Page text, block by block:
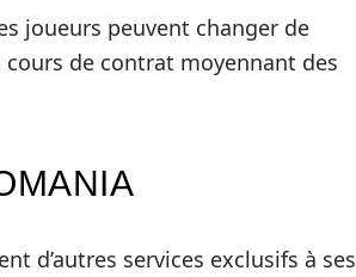
joueurs peuvent changer de
de contrat moyennant des
d’autres services exclusifs à ses